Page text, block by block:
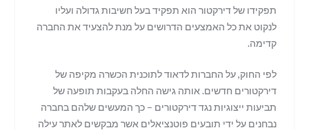
תפקידו של דירקטור הוא תפקיד בעל חשיבות גדולה ועליו
לנקוט את כל האמצעים הדרושים על מנת להצעיד את החברה
קדימה.
לפי החוק, על החברות לדאוד לתוכנית הכשרה מקיפה של
דירקטורים חדשים. אותה גישה החלה בעקבות תופעה של
תביעות ייצוגיות נגד דירקטורים – כך המעשים שלהם בחברה
נבחנים על ידי תובעים פוטנציאלים אשר מבקשים לאתר עילה